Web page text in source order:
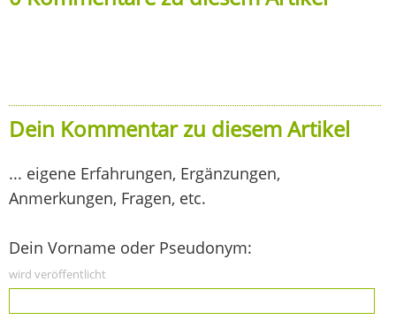
Dein Kommentar zu diesem Artikel
... eigene Erfahrungen, Ergänzungen,
Anmerkungen, Fragen, etc.
Dein Vorname oder Pseudonym:
wird veröffentlicht